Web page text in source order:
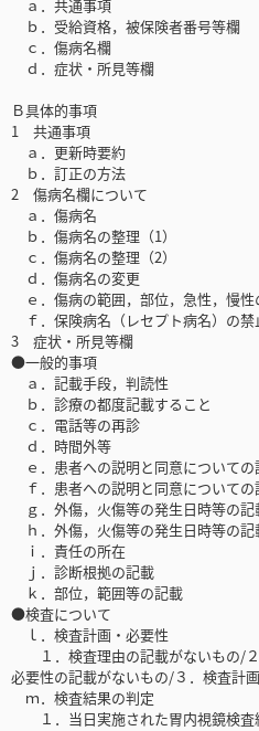
ａ．共通事項
ｂ．受給資格，被保険者番号等欄
ｃ．傷病名欄
ｄ．症状・所見等欄
Ｂ具体的事項
1 共通事項
ａ．更新時要約
ｂ．訂正の方法
2 傷病名欄について
ａ．傷病名
ｂ．傷病名の整理（1）
ｃ．傷病名の整理（2）
ｄ．傷病名の変更
ｅ．傷病の範囲，部位，急性，慢性
ｆ．保険病名（レセプト病名）の禁
3 症状・所見等欄
●一般的事項
ａ．記載手段，判読性
ｂ．診療の都度記載すること
ｃ．電話等の再診
ｄ．時間外等
ｅ．患者への説明と同意についての
ｆ．患者への説明と同意についての
ｇ．外傷，火傷等の発生日時等の記
ｈ．外傷，火傷等の発生日時等の記
ｉ．責任の所在
ｊ．診断根拠の記載
ｋ．部位，範囲等の記載
●検査について
ｌ．検査計画・必要性
１．検査理由の記載がないもの/２
必要性の記載がないもの/３．検査計
ｍ．検査結果の判定
１．当日実施された胃内視鏡検査